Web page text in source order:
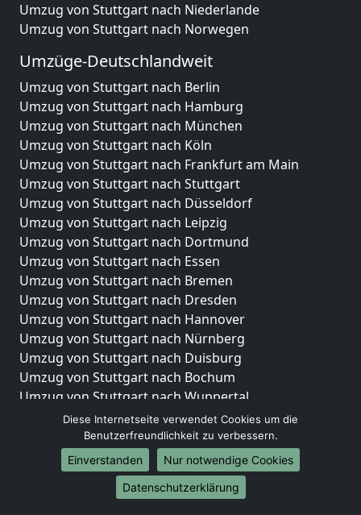
Umzug von Stuttgart nach Niederlande
Umzug von Stuttgart nach Norwegen
Umzüge-Deutschlandweit
Umzug von Stuttgart nach Berlin
Umzug von Stuttgart nach Hamburg
Umzug von Stuttgart nach München
Umzug von Stuttgart nach Köln
Umzug von Stuttgart nach Frankfurt am Main
Umzug von Stuttgart nach Stuttgart
Umzug von Stuttgart nach Düsseldorf
Umzug von Stuttgart nach Leipzig
Umzug von Stuttgart nach Dortmund
Umzug von Stuttgart nach Essen
Umzug von Stuttgart nach Bremen
Umzug von Stuttgart nach Dresden
Umzug von Stuttgart nach Hannover
Umzug von Stuttgart nach Nürnberg
Umzug von Stuttgart nach Duisburg
Umzug von Stuttgart nach Bochum
Umzug von Stuttgart nach Wuppertal
Umzug von Stuttgart nach Bielefeld
Umzug von Stuttgart nach Bonn
Umzug von Stuttgart nach Münster
Internationale-Umzüge
Diese Internetseite verwendet Cookies um die
Benutzerfreundlichkeit zu verbessern.
Einverstanden
Nur notwendige Cookies
Datenschutzerklärung